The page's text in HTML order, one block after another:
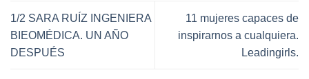
1/2 SARA RUÍZ INGENIERA
BIEOMÉDICA. UN AÑO
DESPUÉS
11 mujeres capaces de
inspirarnos a cualquiera.
Leadingirls.